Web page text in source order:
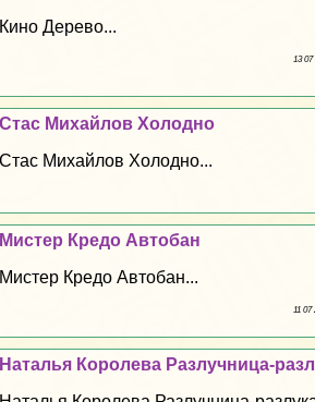
Кино Дерево...
13 07
Стас Михайлов Холодно
Стас Михайлов Холодно...
Мистер Кредо Автобан
Мистер Кредо Автобан...
11 07
Наталья Королева Разлучница-